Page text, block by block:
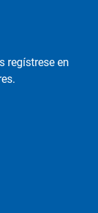
regístrese en